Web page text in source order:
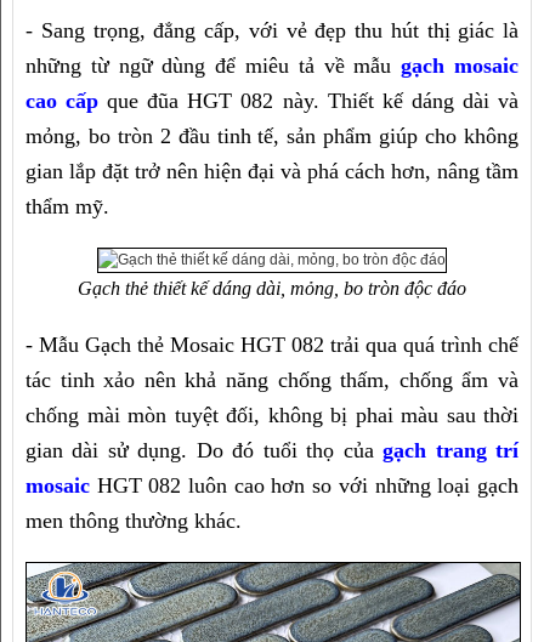
- Sang trọng, đẳng cấp, với vẻ đẹp thu hút thị giác là
những từ ngữ dùng để miêu tả về mẫu gạch mosaic
cao cấp que đũa HGT 082 này. Thiết kế dáng dài và
mỏng, bo tròn 2 đầu tinh tế, sản phẩm giúp cho không
gian lắp đặt trở nên hiện đại và phá cách hơn, nâng tầm
thẩm mỹ.
Gạch thẻ thiết kế dáng dài, mỏng, bo tròn độc đáo
- Mẫu Gạch thẻ Mosaic HGT 082 trải qua quá trình chế
tác tinh xảo nên khả năng chống thấm, chống ẩm và
chống mài mòn tuyệt đối, không bị phai màu sau thời
gian dài sử dụng. Do đó tuổi thọ của gạch trang trí
mosaic HGT 082 luôn cao hơn so với những loại gạch
men thông thường khác.